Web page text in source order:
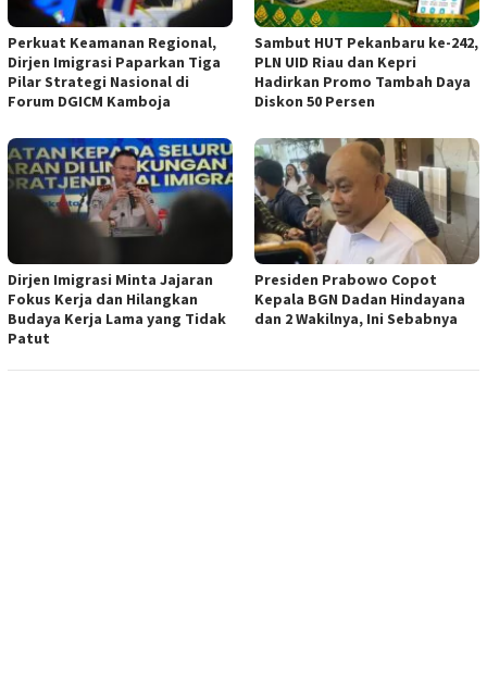
Perkuat Keamanan Regional,
Dirjen Imigrasi Paparkan Tiga
Pilar Strategi Nasional di
Forum DGICM Kamboja
Sambut HUT Pekanbaru ke-242,
PLN UID Riau dan Kepri
Hadirkan Promo Tambah Daya
Diskon 50 Persen
Dirjen Imigrasi Minta Jajaran
Fokus Kerja dan Hilangkan
Budaya Kerja Lama yang Tidak
Patut
Presiden Prabowo Copot
Kepala BGN Dadan Hindayana
dan 2 Wakilnya, Ini Sebabnya